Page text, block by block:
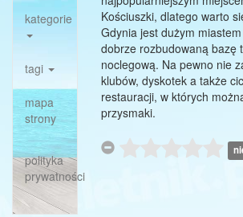
kategorie
tagi
mapa
strony
polityka
prywatności
Kościuszki, dlatego warto
Gdynia jest dużym
dobrze rozbudowaną bazę
noclegową. Na pewno nie
klubów, dyskotek a także
restauracji, w których
przysmaki.